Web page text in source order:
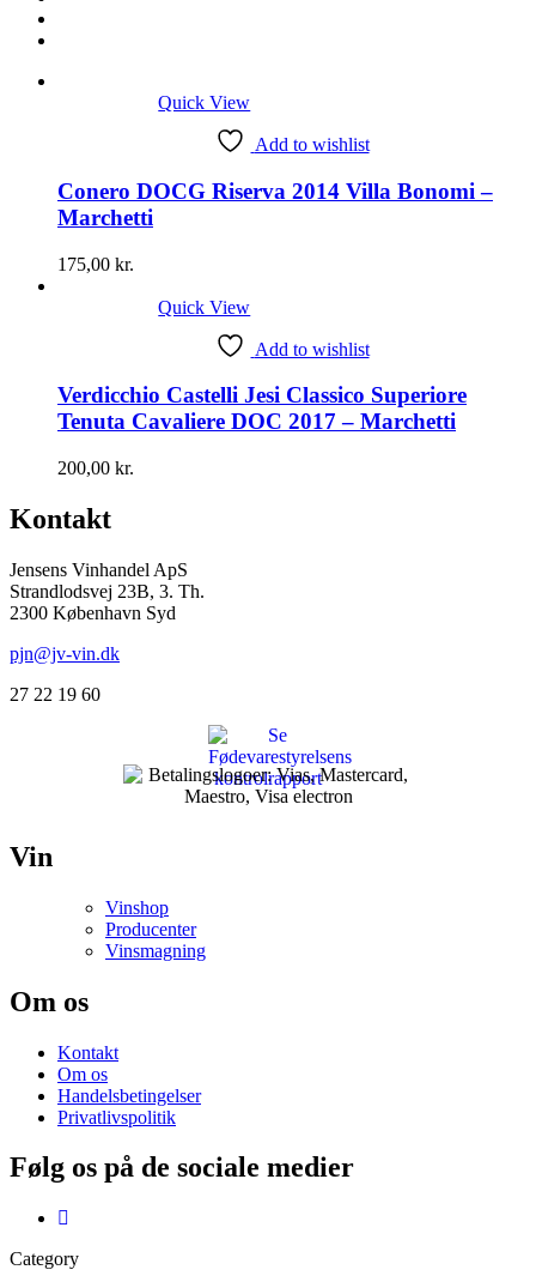
Quick View
Add to wishlist
Conero DOCG Riserva 2014 Villa Bonomi –
Marchetti
175,00 kr.
Quick View
Add to wishlist
Verdicchio Castelli Jesi Classico Superiore
Tenuta Cavaliere DOC 2017 – Marchetti
200,00 kr.
Kontakt
Jensens Vinhandel ApS
Strandlodsvej 23B, 3. Th.
2300 København Syd
pjn@jv-vin.dk
27 22 19 60
Vin
Vinshop
Producenter
Vinsmagning
Om os
Kontakt
Om os
Handelsbetingelser
Privatlivspolitik
Følg os på de sociale medier
Category